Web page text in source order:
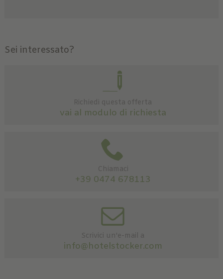
Sei interessato?
Richiedi questa offerta
vai al modulo di richiesta
Chiamaci
+39 0474 678113
Scrivici un'e-mail a
info@hotelstocker.com